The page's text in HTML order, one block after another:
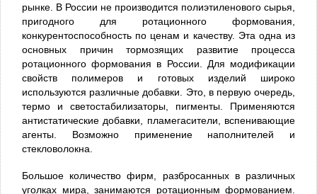
рынке. В России не производится полиэтиленового сырья,
пригодного для ротационного формования,
конкурентоспособность по ценам и качеству. Эта одна из
основных причин тормозящих развитие процесса
ротационного формования в России. Для модификации
свойств полимеров и готовых изделий широко
используются различные добавки. Это, в первую очередь,
термо и светостабилизаторы, пигменты. Применяются
антистатические добавки, пламегасители, вспенивающие
агенты. Возможно применение наполнителей и
стекловолокна.
Большое количество фирм, разбросанных в различных
уголках мира, занимаются ротационным формованием.